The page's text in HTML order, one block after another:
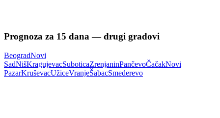
Prognoza za 15 dana — drugi gradovi
BeogradNovi
SadNišKragujevacSuboticaZrenjaninPančevoČačakNovi
PazarKruševacUžiceVranjeŠabacSmederevo